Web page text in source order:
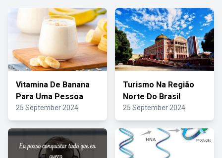
Vitamina De Banana
Para Uma Pessoa
25 September 2024
Turismo Na Região
Norte Do Brasil
25 September 2024